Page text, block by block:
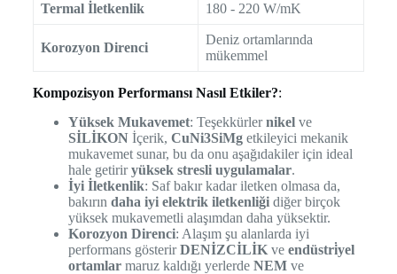
Termal İletkenlik 180 - 220 W/mK
Korozyon Direnci
Deniz ortamlarında
mükemmel
Kompozisyon Performansı Nasıl Etkiler?:
Yüksek Mukavemet: Teşekkürlernikelve
SİLİKONİçerik, CuNi3SiMgetkileyici mekanik
mukavemet sunar, bu da onu aşağıdakiler için ideal
hale getiriryüksek stresli uygulamalar.
İyi İletkenlik: Saf bakır kadar iletken olmasa da,
bakırın daha iyi elektrik iletkenliğidiğer birçok
yüksek mukavemetli alaşımdan daha yüksektir.
Korozyon Direnci: Alaşım şu alanlarda iyi
performans gösterirDENİZCİLİKve endüstri̇yel
ortamlarmaruz kaldığı yerlerde NEMve